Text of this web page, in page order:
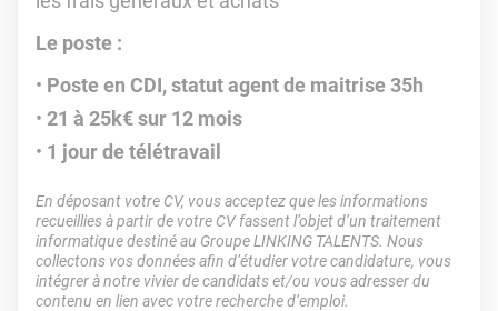
Le poste :
Poste en CDI, statut agent de maitrise 35h
21 à 25k€ sur 12 mois
1 jour de télétravail
En déposant votre CV, vous acceptez que les informations
recueillies à partir de votre CV fassent l’objet d’un traitement
informatique destiné au Groupe LINKING TALENTS. Nous
collectons vos données afin d’étudier votre candidature, vous
intégrer à notre vivier de candidats et/ou vous adresser du
contenu en lien avec votre recherche d’emploi.